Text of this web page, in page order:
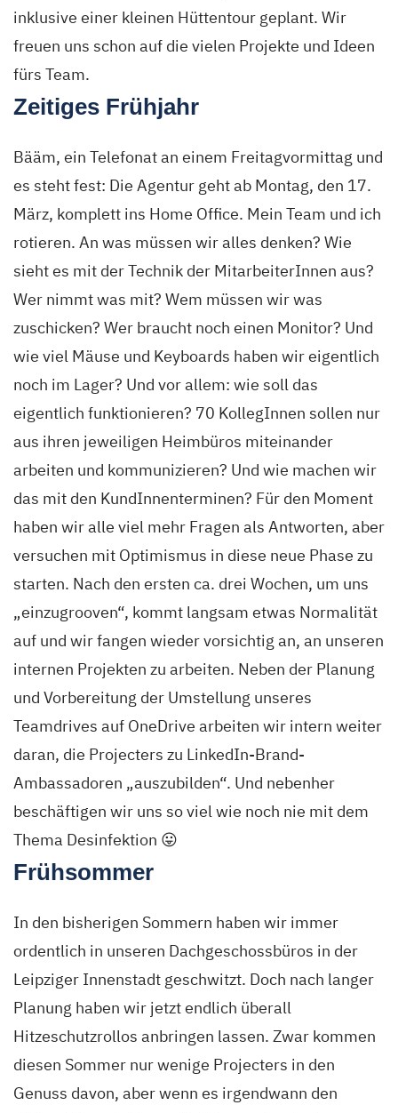
inklusive einer kleinen Hüttentour geplant. Wir
freuen uns schon auf die vielen Projekte und Ideen
fürs Team.
Zeitiges Frühjahr
Bääm, ein Telefonat an einem Freitagvormittag und
es steht fest: Die Agentur geht ab Montag, den 17.
März, komplett ins Home Office. Mein Team und ich
rotieren. An was müssen wir alles denken? Wie
sieht es mit der Technik der MitarbeiterInnen aus?
Wer nimmt was mit? Wem müssen wir was
zuschicken? Wer braucht noch einen Monitor? Und
wie viel Mäuse und Keyboards haben wir eigentlich
noch im Lager? Und vor allem: wie soll das
eigentlich funktionieren? 70 KollegInnen sollen nur
aus ihren jeweiligen Heimbüros miteinander
arbeiten und kommunizieren? Und wie machen wir
das mit den KundInnenterminen? Für den Moment
haben wir alle viel mehr Fragen als Antworten, aber
versuchen mit Optimismus in diese neue Phase zu
starten. Nach den ersten ca. drei Wochen, um uns
„einzugrooven“, kommt langsam etwas Normalität
auf und wir fangen wieder vorsichtig an, an unseren
internen Projekten zu arbeiten. Neben der Planung
und Vorbereitung der Umstellung unseres
Teamdrives auf OneDrive arbeiten wir intern weiter
daran, die Projecters zu LinkedIn-Brand-
Ambassadoren „auszubilden“. Und nebenher
beschäftigen wir uns so viel wie noch nie mit dem
Thema Desinfektion 😛
Frühsommer
In den bisherigen Sommern haben wir immer
ordentlich in unseren Dachgeschossbüros in der
Leipziger Innenstadt geschwitzt. Doch nach langer
Planung haben wir jetzt endlich überall
Hitzeschutzrollos anbringen lassen. Zwar kommen
diesen Sommer nur wenige Projecters in den
Genuss davon, aber wenn es irgendwann den